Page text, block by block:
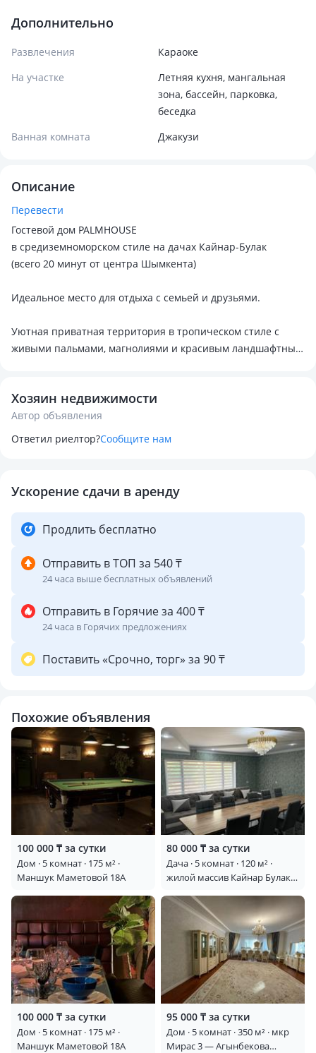
Дополнительно
Развлечения
Караоке
На участке
Летняя кухня, мангальная
зона, бассейн, парковка,
беседка
Ванная комната
Джакузи
Описание
Перевести
Гостевой дом PALMHOUSE
в средиземноморском стиле на дачах Кайнар-Булак
(всего 20 минут от центра Шымкента)
Идеальное место для отдыха с семьей и друзьями.
Уютная приватная территория в тропическом стиле с
живыми пальмами, магнолиями и красивым ландшафтным
На территории для вас
• бассейн 8×4 м с системой фильтрации и детской зоной
• полностью оборудованная зона барбекю
• костровая зона для вечернего отдыха
• 3 спальни
• комфортное размещение 10–12 человек
В теплое время года в беседке можно разместить еще 4–5
гостей.
ЦЕНЫ
Будни (пн-чт, вск) — 100 000 тг
Пятница, суббота и праздничные дни — 130 000 тг
Условия
Заезд — с 14:00
Выезд — до 12:00
Оплата
💳 Доступна оплата через Kaspi Red и Kaspi Кредит
(рассрочка)
При необходимости можно арендовать обе дачи
одновременно для большой компании.
Хозяин недвижимости
Автор объявления
Ответил риелтор?Сообщите нам
Ускорение сдачи в аренду
Продлить бесплатно
Отправить в ТОП за 540 ₸
24 часа выше бесплатных объявлений
Отправить в Горячие за 400 ₸
24 часа в Горячих предложениях
Поставить «Срочно, торг» за 90 ₸
Похожие объявления
100 000 ₸ за сутки
Дом · 5 комнат · 175 м² ·
Маншук Маметовой 18А
80 000 ₸ за сутки
Дача · 5 комнат · 120 м² ·
жилой массив Кайнар Булак,
Центральная остановка
Ивушка
100 000 ₸ за сутки
Дом · 5 комнат · 175 м² ·
Маншук Маметовой 18А
95 000 ₸ за сутки
Дом · 5 комнат · 350 м² · мкр
Мирас 3 — Агынбекова